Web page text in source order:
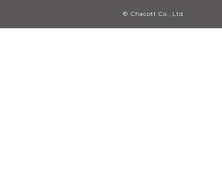
© Chacott Co., Ltd.